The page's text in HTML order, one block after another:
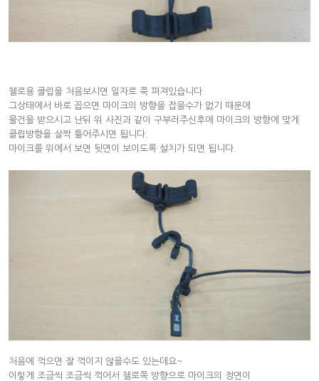
첼로용 클립을 처음보시면 일자로 쭉 펴져있습니다.
그상태에서 바로 꼽으면 마이크의 방향을 잡을수가 없기 때문에
물건을 받으시고 난뒤 위 사진과 같이 구부러주신후에 마이크의 방향에 맞게
클립방향을 살짝 틀어주시면 됩니다.
마이크를 위에서 보면 뒷면이 보이도록 설치가 되면 됩니다.
처음에 꺽으면 잘 꺽이지 않을수도 있는데요~
이렇게 조금씩 조금씩 꺽어서 첼로쪽 방향으로 마이크의 정면이